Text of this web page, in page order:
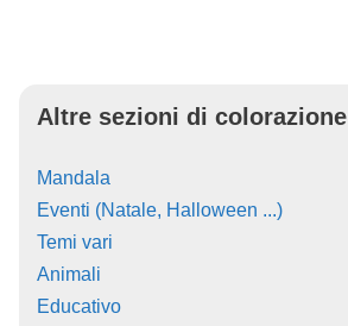
Altre sezioni di colorazione
Mandala
Eventi (Natale, Halloween ...)
Temi vari
Animali
Educativo